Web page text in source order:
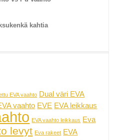
kahtia
EVA vaahto Dual väri EVA
vaahto EVE EVA leikkaus
EVA vaahto leikkaus Eva
levyt Eva rakeet EVA